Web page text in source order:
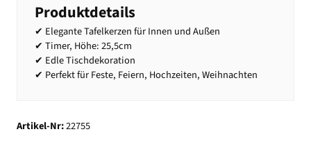
Produktdetails
✔ Elegante Tafelkerzen für Innen und Außen
✔ Timer, Höhe: 25,5cm
✔ Edle Tischdekoration
✔ Perfekt für Feste, Feiern, Hochzeiten, Weihnachten
Artikel-Nr:22755